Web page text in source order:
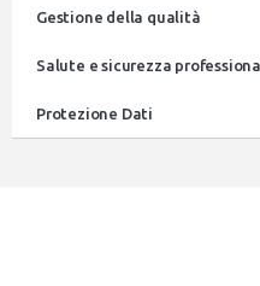
Gestione della qualità
Salute e sicurezza
Protezione Dati